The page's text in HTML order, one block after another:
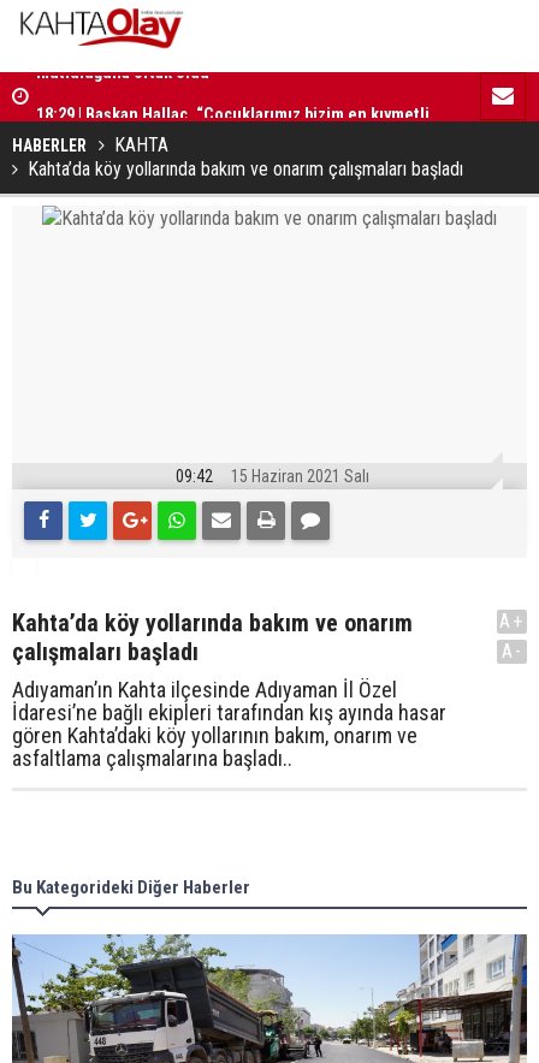
emanetlerimizdir”
16:52 |
HABERLER
KAHTA
Kahta’da köy yollarında bakım ve onarım çalışmaları başladı
09:42 15 Haziran 2021 Salı
Kahta’da köy yollarında bakım ve onarım
çalışmaları başladı
Adıyaman’ın Kahta ilçesinde Adıyaman İl Özel
İdaresi’ne bağlı ekipleri tarafından kış ayında hasar
gören Kahta’daki köy yollarının bakım, onarım ve
asfaltlama çalışmalarına başladı..
A+
A-
Bu Kategorideki Diğer Haberler